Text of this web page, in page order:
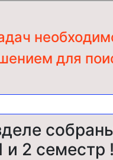
для
и 2 семестр !